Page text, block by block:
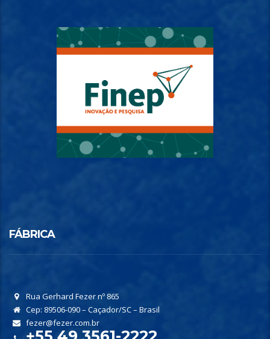
FÁBRICA
Rua Gerhard Fezer nº 865
Cep: 89506-090 – Caçador/SC – Brasil
fezer@fezer.com.br